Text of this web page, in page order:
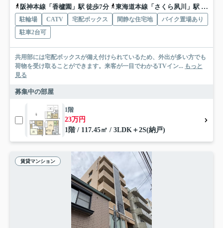
阪神本線「香櫨園」駅 徒歩7分
東海道本線「さくら夙川」駅 徒歩14分
駐輪場 CATV 宅配ボックス 閑静な住宅地
バイク置場あり
駐車2台可
共用部には宅配ボックスが備え付けられているため、外出が多い方でも
荷物を受け取ることができます。来客が一目でわかるTVイン... もっと
見る
募集中の部屋
1階
23万円
1階 / 117.45㎡ / 3LDK＋2S(納戸)
賃貸マンション